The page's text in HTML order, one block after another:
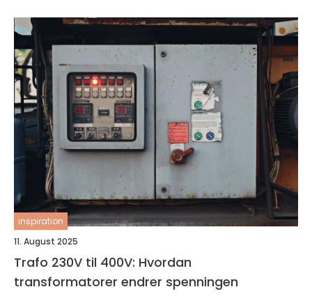
inspiration
11. August 2025
Trafo 230V til 400V: Hvordan
transformatorer endrer spenningen